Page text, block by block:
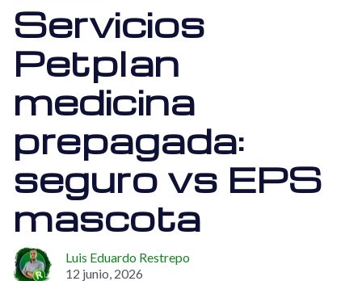
Servicios
Petplan
medicina
prepagada:
seguro vs EPS
mascota
Luis Eduardo Restrepo
12 junio, 2026